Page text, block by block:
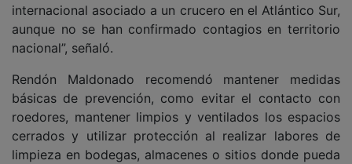
internacional asociado a un crucero en el Atlántico Sur,
aunque no se han confirmado contagios en territorio
nacional”, señaló.
Rendón Maldonado recomendó mantener medidas
básicas de prevención, como evitar el contacto con
roedores, mantener limpios y ventilados los espacios
cerrados y utilizar protección al realizar labores de
limpieza en bodegas, almacenes o sitios donde pueda